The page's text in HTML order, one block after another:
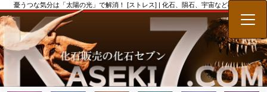
憂うつな気分は「太陽の光」で解消！ [ストレス] | 化石、隕石、宇宙などの記事集
メ